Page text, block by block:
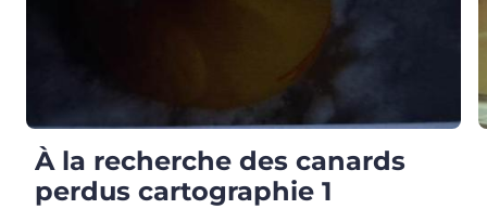
À la recherche des canards
perdus cartographie 1